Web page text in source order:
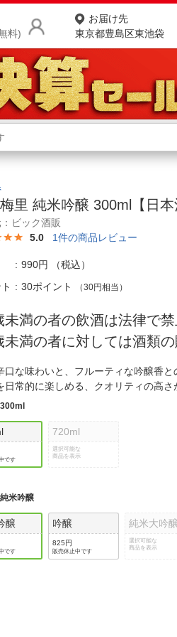
料)
お届け先
東京都豊島区東池袋
商品をさがす
ランキングからさがす
お客様サポート
よくある質問・お問合せ
里 純米吟醸 300ml【日本
ビック酒販
5.0
1件の商品レビュー
990円
（税込）
30ポイント （30円相当）
未満の者の飲酒は法律で禁
未満の者に対しては酒類の
口な味わいと、フルーティな吟醸香
日常的に楽しめる、クオリティの高
300ml
です
720ml
選択可能な
商品を表示
純米吟醸
醸
です
吟醸
825円
販売休止中です
純米大吟醸
選択可能な
商品を表示